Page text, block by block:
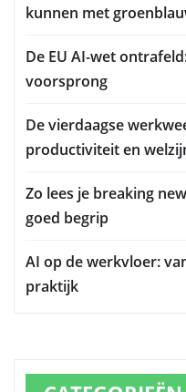
kunnen met
De EU AI-wet
voorsprong
De vierdaagse
productiviteit en
Zo lees je breaking
goed begrip
AI op de werkvloer:
praktijk